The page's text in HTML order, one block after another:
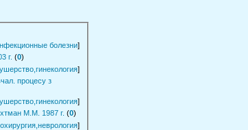
болезни]
г. (0)
]
процесу з
]
М.М. 1987 г. (0)
]